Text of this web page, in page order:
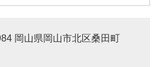
岡山県岡山市北区桑田町